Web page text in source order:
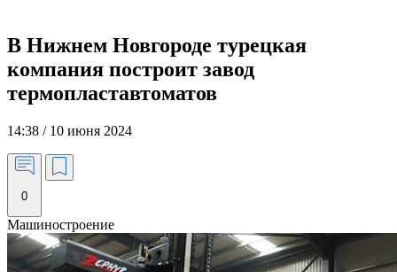
В Нижнем Новгороде турецкая
компания построит завод
термопластавтоматов
14:38 / 10 июня 2024
0